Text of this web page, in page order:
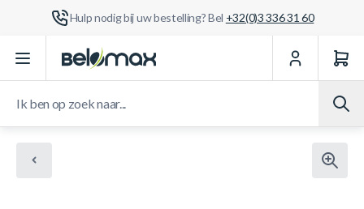
Hulp nodig bij uw bestelling? Bel +32(0)3 336 31 60
Ga naar de inhoud